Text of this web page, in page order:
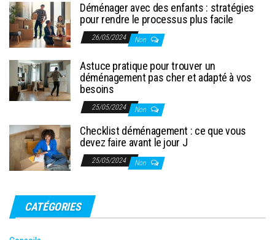
Déménager avec des enfants : stratégies
pour rendre le processus plus facile
26/05/2024 Non
Astuce pratique pour trouver un
déménagement pas cher et adapté à vos
besoins
25/05/2024 Non
Checklist déménagement : ce que vous
devez faire avant le jour J
25/05/2024 Non
CATÉGORIES